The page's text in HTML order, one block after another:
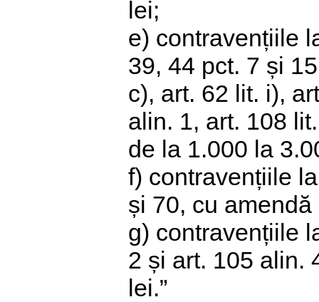
lei;
e) contravențiile
39, 44 pct. 7 și
c), art. 62 lit. i),
alin. 1, art. 108
de la 1.000 la
f) contravențiile
și 70, cu
g) contravențiile
2 și art. 105 alin.
lei.”